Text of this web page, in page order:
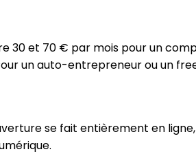
30 et 70 € par mois pour un
un auto-entrepreneur ou un
se fait entièrement en